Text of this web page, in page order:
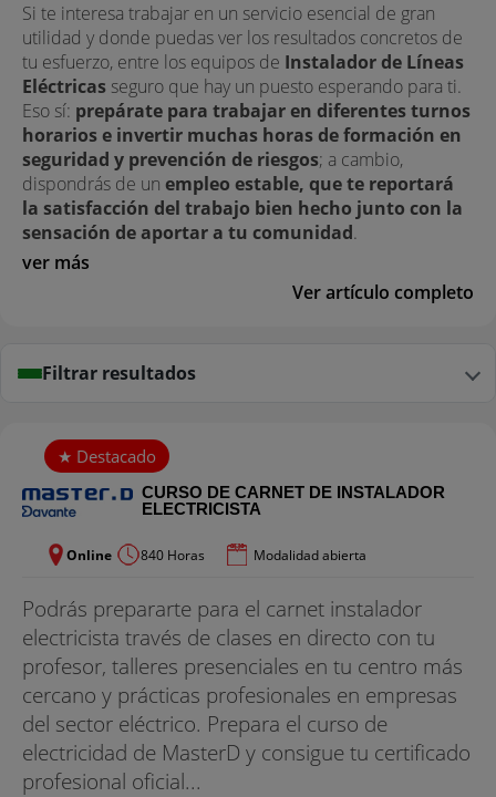
Si te interesa trabajar en un servicio esencial de gran
utilidad y donde puedas ver los resultados concretos de
tu esfuerzo, entre los equipos de Instalador de Líneas
Eléctricas seguro que hay un puesto esperando para ti.
Eso sí: prepárate para trabajar en diferentes turnos
horarios e invertir muchas horas de formación en
seguridad y prevención de riesgos; a cambio,
dispondrás de un empleo estable, que te reportará
la satisfacción del trabajo bien hecho junto con la
sensación de aportar a tu comunidad.
ver más
Ver artículo completo
Filtrar resultados
CURSO DE CARNET DE INSTALADOR
ELECTRICISTA
Online 840 Horas Modalidad abierta
Podrás prepararte para el carnet instalador
electricista través de clases en directo con tu
profesor, talleres presenciales en tu centro más
cercano y prácticas profesionales en empresas
del sector eléctrico. Prepara el curso de
electricidad de MasterD y consigue tu certificado
profesional oficial...